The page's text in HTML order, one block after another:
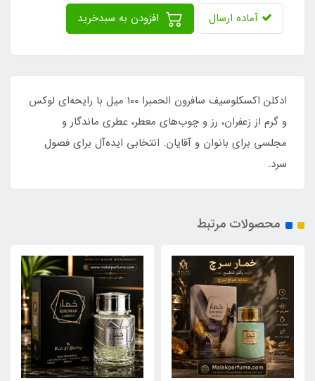
آماده ارسال
ادکلن اکسکلوسیف سافرون الحمبرا 100 میل با رایحه‌ای لوکس
و گرم از زعفران، رز و چوب‌های معطر، عطری ماندگار و
مجلسی برای بانوان و آقایان. انتخابی ایده‌آل برای فصول
سرد.
محصولات مرتبط